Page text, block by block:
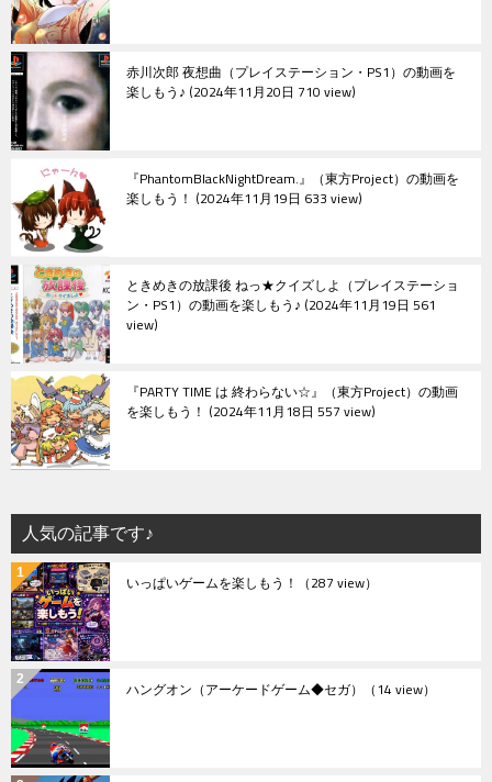
赤川次郎 夜想曲（プレイステーション・PS1）の動画を
楽しもう♪ 2024年11月20日 710 view
『PhantomBlackNightDream.』（東方Project）の動画を
楽しもう！ 2024年11月19日 633 view
ときめきの放課後 ねっ★クイズしよ（プレイステーショ
ン・PS1）の動画を楽しもう♪ 2024年11月19日 561
view
『PARTY TIME は 終わらない☆』（東方Project）の動画
を楽しもう！ 2024年11月18日 557 view
人気の記事です♪
いっぱいゲームを楽しもう！ （287 view）
ハングオン（アーケードゲーム◆セガ） （14 view）